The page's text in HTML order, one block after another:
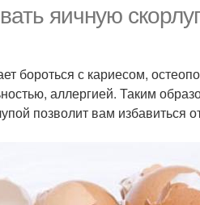
яичную
бороться с кариесом,
аллергией. Таким
позволит вам избавиться